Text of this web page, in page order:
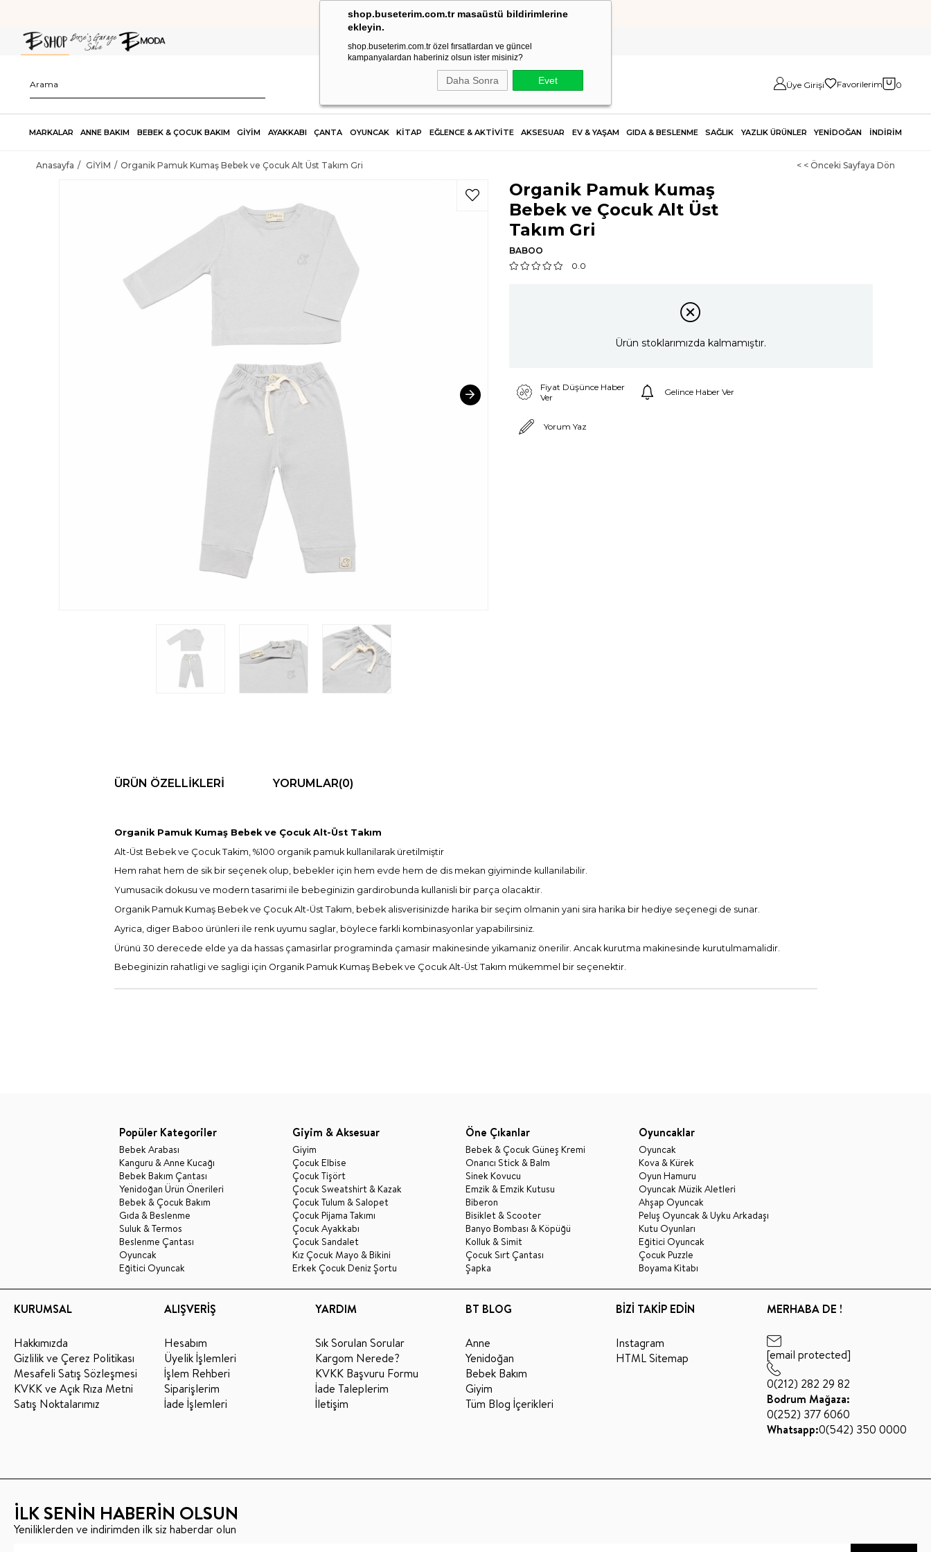
shop.buseterim.com.tr masaüstü bildirimlerine
ekleyin.
shop.buseterim.com.tr özel fırsatlardan ve güncel
kampanyalardan haberiniz olsun ister misiniz?
Daha Sonra Evet
HIZLI KARGO
Üye Girişi Favorilerim 0
MARKALAR ANNE BAKIM BEBEK & ÇOCUK BAKIM GİYİM AYAKKABI ÇANTA OYUNCAK KİTAP EĞLENCE & AKTİVİTE AKSESUAR EV & YAŞAM GIDA & BESLENME SAĞLIK YAZLIK ÜRÜNLER YENİDOĞAN İNDİRİM
Anasayfa GİYİM Organik Pamuk Kumaş Bebek ve Çocuk Alt Üst Takım Gri < < Önceki Sayfaya Dön
Organik Pamuk Kumaş
Bebek ve Çocuk Alt Üst
Takım Gri
BABOO
0.0
Ürün stoklarımızda kalmamıştır.
Fiyat Düşünce Haber
Ver
Gelince Haber Ver
Yorum Yaz
ÜRÜN ÖZELLIKLERI YORUMLAR(0)
Organik Pamuk Kumaş Bebek ve Çocuk Alt-Üst Takım
Alt-Üst Bebek ve Çocuk Takim, %100 organik pamuk kullanilarak üretilmiştir
Hem rahat hem de sik bir seçenek olup, bebekler için hem evde hem de dis mekan giyiminde kullanilabilir.
Yumusacik dokusu ve modern tasarimi ile bebeginizin gardirobunda kullanisli bir parça olacaktir.
Organik Pamuk Kumaş Bebek ve Çocuk Alt-Üst Takım, bebek alisverisinizde harika bir seçim olmanin yani sira harika bir hediye seçenegi de sunar.
Ayrica, diger Baboo ürünleri ile renk uyumu saglar, böylece farkli kombinasyonlar yapabilirsiniz.
Ürünü 30 derecede elde ya da hassas çamasirlar programinda çamasir makinesinde yikamaniz önerilir. Ancak kurutma makinesinde kurutulmamalidir.
Bebeginizin rahatligi ve sagligi için Organik Pamuk Kumaş Bebek ve Çocuk Alt-Üst Takım mükemmel bir seçenektir.
Popüler Kategoriler
Bebek Arabası
Kanguru & Anne Kucağı
Bebek Bakım Çantası
Yenidoğan Ürün Önerileri
Bebek & Çocuk Bakım
Gıda & Beslenme
Suluk & Termos
Beslenme Çantası
Oyuncak
Eğitici Oyuncak
Giyim & Aksesuar
Giyim
Çocuk Elbise
Çocuk Tişört
Çocuk Sweatshirt & Kazak
Çocuk Tulum & Salopet
Çocuk Pijama Takımı
Çocuk Ayakkabı
Çocuk Sandalet
Kız Çocuk Mayo & Bikini
Erkek Çocuk Deniz Şortu
Öne Çıkanlar
Bebek & Çocuk Güneş Kremi
Onarıcı Stick & Balm
Sinek Kovucu
Emzik & Emzik Kutusu
Biberon
Bisiklet & Scooter
Banyo Bombası & Köpüğü
Kolluk & Simit
Çocuk Sırt Çantası
Şapka
Oyuncaklar
Oyuncak
Kova & Kürek
Oyun Hamuru
Oyuncak Müzik Aletleri
Ahşap Oyuncak
Peluş Oyuncak & Uyku Arkadaşı
Kutu Oyunları
Eğitici Oyuncak
Çocuk Puzzle
Boyama Kitabı
KURUMSAL
Hakkımızda
Gizlilik ve Çerez Politikası
Mesafeli Satış Sözleşmesi
KVKK ve Açık Rıza Metni
Satış Noktalarımız
ALIŞVERİŞ
Hesabım
Üyelik İşlemleri
İşlem Rehberi
Siparişlerim
İade İşlemleri
YARDIM
Sık Sorulan Sorular
Kargom Nerede?
KVKK Başvuru Formu
İade Taleplerim
İletişim
BT BLOG
Anne
Yenidoğan
Bebek Bakım
Giyim
Tüm Blog İçerikleri
BİZİ TAKİP EDİN
Instagram
HTML Sitemap
MERHABA DE !
[email protected]
0(212) 282 29 82
Bodrum Mağaza:
0(252) 377 6060
Whatsapp:0(542) 350 0000
İLK SENİN HABERİN OLSUN
Yeniliklerden ve indirimden ilk siz haberdar olun